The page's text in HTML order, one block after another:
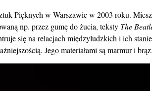
Pięknych w Warszawie w 2003 roku.
np. przez gumę do żucia, teksty The
się na relacjach międzyludzkich i ich
Jego materiałami są marmur i brąz.